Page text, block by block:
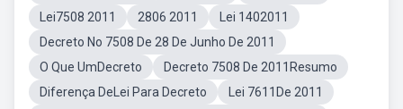
Lei7508 2011
2806 2011
Lei 1402011
Decreto No 7508 De 28 De Junho De 2011
O Que UmDecreto
Decreto 7508 De 2011Resumo
Diferença DeLei Para Decreto
Lei 7611De 2011